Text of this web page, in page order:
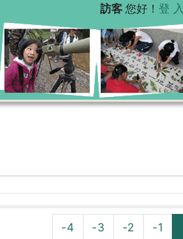
訪客 您好！ 登 入
-4 -3 -2 -1